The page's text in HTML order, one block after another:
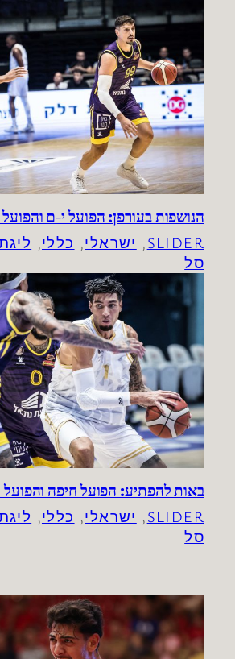
הנושפות בעורפן: הפועל י-ם והפועל
SLIDER
, ישראלי, כללי,
סל
באות להפתיע: הפועל חיפה והפועל
SLIDER
, ישראלי, כללי,
סל